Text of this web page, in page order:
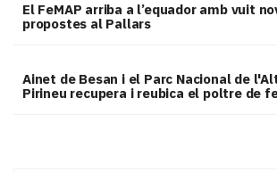
El FeMAP arriba a l’equador amb vuit
propostes al Pallars
Ainet de Besan i el Parc Nacional de
Pirineu recupera i reubica el poltre de